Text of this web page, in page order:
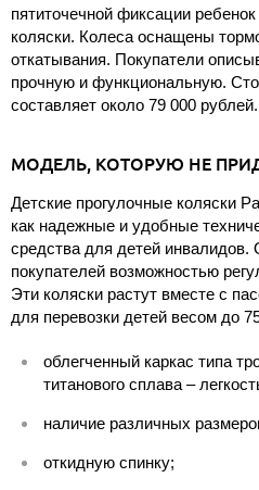
пятиточечной фиксации
коляски. Колеса оснащены
откатывания. Покупатели
прочную и функциональную.
составляет около 79 000 рублей.
МОДЕЛЬ, КОТОРУЮ НЕ
Детские прогулочные коляски
как надежные и удобные
средства для детей инвалидов.
покупателей возможностью
Эти коляски растут вместе с
для перевозки детей весом до
облегченный каркас типа
титанового сплава –
наличие различных
откидную спинку;